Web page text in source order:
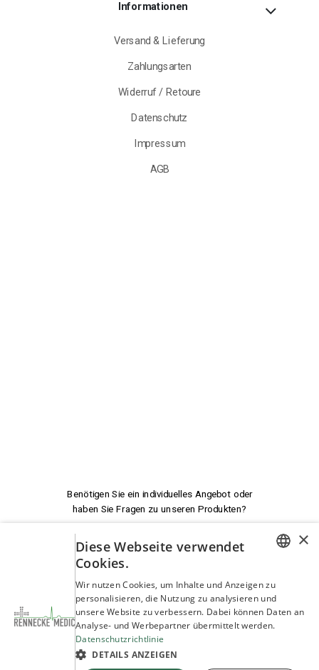
Informationen
Versand & Lieferung
Zahlungsarten
Widerruf / Retoure
Datenschutz
Impressum
AGB
Benötigen Sie ein individuelles Angebot oder
haben Sie Fragen zu unseren Produkten?
Wir beraten Sie!
service@rennecke-medic.com +49 1573 933272
ENGLISH
×
Diese Webseite verwendet
Cookies.
Wir nutzen Cookies, um Inhalte und Anzeigen zu
personalisieren, die Nutzung zu analysieren und
unsere Website zu verbessern. Dabei können Daten an
Analyse- und Werbepartner übermittelt werden.
Datenschutzrichtlinie
DETAILS ANZEIGEN